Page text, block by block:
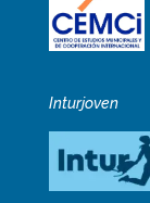
Inturjoven